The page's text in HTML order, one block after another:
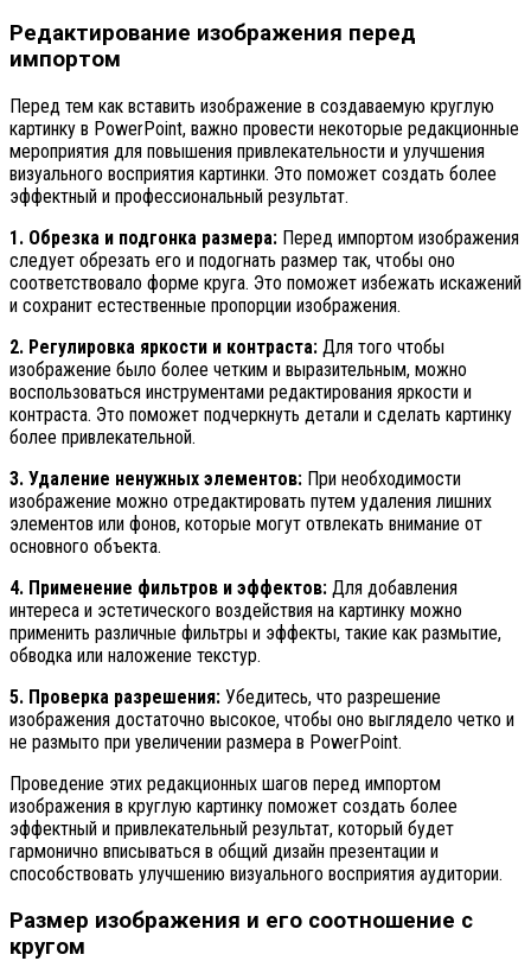
Редактирование изображения перед
импортом
Перед тем как вставить изображение в создаваемую круглую
картинку в PowerPoint, важно провести некоторые редакционные
мероприятия для повышения привлекательности и улучшения
визуального восприятия картинки. Это поможет создать более
эффектный и профессиональный результат.
1. Обрезка и подгонка размера: Перед импортом изображения
следует обрезать его и подогнать размер так, чтобы оно
соответствовало форме круга. Это поможет избежать искажений
и сохранит естественные пропорции изображения.
2. Регулировка яркости и контраста: Для того чтобы
изображение было более четким и выразительным, можно
воспользоваться инструментами редактирования яркости и
контраста. Это поможет подчеркнуть детали и сделать картинку
более привлекательной.
3. Удаление ненужных элементов: При необходимости
изображение можно отредактировать путем удаления лишних
элементов или фонов, которые могут отвлекать внимание от
основного объекта.
4. Применение фильтров и эффектов: Для добавления
интереса и эстетического воздействия на картинку можно
применить различные фильтры и эффекты, такие как размытие,
обводка или наложение текстур.
5. Проверка разрешения: Убедитесь, что разрешение
изображения достаточно высокое, чтобы оно выглядело четко и
не размыто при увеличении размера в PowerPoint.
Проведение этих редакционных шагов перед импортом
изображения в круглую картинку поможет создать более
эффектный и привлекательный результат, который будет
гармонично вписываться в общий дизайн презентации и
способствовать улучшению визуального восприятия аудитории.
Размер изображения и его соотношение с
кругом